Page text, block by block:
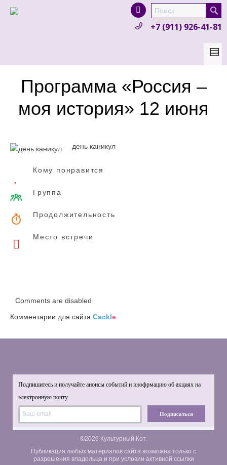
product in a size size .
colour items.
+7 (911) 926-41-81
Программа «Россия –
моя история» 12 июня
день каникул
Кому понравится
Группа
Продолжительность
Место встречи
Comments are disabled
Комментарии для сайта Cackle
Подпишитесь и получайте анонсы событий и инофрмацию об акциях на
электронную почту
Подписаться
©2026 Культурный Кот.
Публикация любых материалов сайта возможна только с
разрешения владельца и при условии активной ссылки